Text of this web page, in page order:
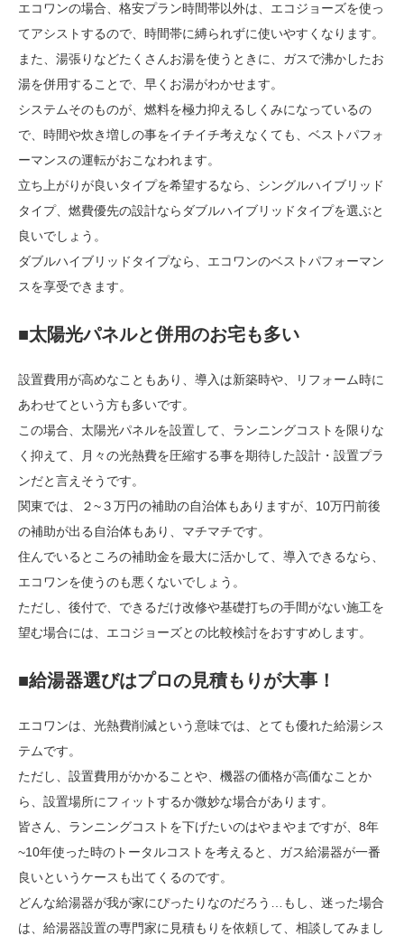
エコワンの場合、格安プラン時間帯以外は、エコジョーズを使っ
てアシストするので、時間帯に縛られずに使いやすくなります。
また、湯張りなどたくさんお湯を使うときに、ガスで沸かしたお
湯を併用することで、早くお湯がわかせます。
システムそのものが、燃料を極力抑えるしくみになっているの
で、時間や炊き増しの事をイチイチ考えなくても、ベストパフォ
ーマンスの運転がおこなわれます。
立ち上がりが良いタイプを希望するなら、シングルハイブリッド
タイプ、燃費優先の設計ならダブルハイブリッドタイプを選ぶと
良いでしょう。
ダブルハイブリッドタイプなら、エコワンのベストパフォーマン
スを享受できます。
■太陽光パネルと併用のお宅も多い
設置費用が高めなこともあり、導入は新築時や、リフォーム時に
あわせてという方も多いです。
この場合、太陽光パネルを設置して、ランニングコストを限りな
く抑えて、月々の光熱費を圧縮する事を期待した設計・設置プラ
ンだと言えそうです。
関東では、２~３万円の補助の自治体もありますが、10万円前後
の補助が出る自治体もあり、マチマチです。
住んでいるところの補助金を最大に活かして、導入できるなら、
エコワンを使うのも悪くないでしょう。
ただし、後付で、できるだけ改修や基礎打ちの手間がない施工を
望む場合には、エコジョーズとの比較検討をおすすめします。
■給湯器選びはプロの見積もりが大事！
エコワンは、光熱費削減という意味では、とても優れた給湯シス
テムです。
ただし、設置費用がかかることや、機器の価格が高価なことか
ら、設置場所にフィットするか微妙な場合があります。
皆さん、ランニングコストを下げたいのはやまやまですが、8年
~10年使った時のトータルコストを考えると、ガス給湯器が一番
良いというケースも出てくるのです。
どんな給湯器が我が家にぴったりなのだろう…もし、迷った場合
は、給湯器設置の専門家に見積もりを依頼して、相談してみまし